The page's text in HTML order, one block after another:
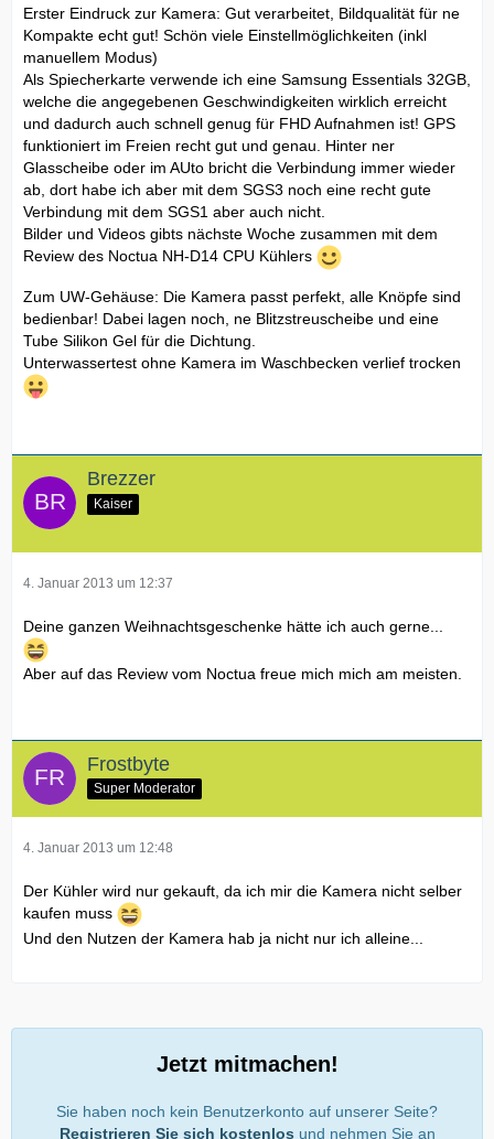
Erster Eindruck zur Kamera: Gut verarbeitet, Bildqualität für ne
Kompakte echt gut! Schön viele Einstellmöglichkeiten (inkl
manuellem Modus)
Als Spiecherkarte verwende ich eine Samsung Essentials 32GB,
welche die angegebenen Geschwindigkeiten wirklich erreicht
und dadurch auch schnell genug für FHD Aufnahmen ist! GPS
funktioniert im Freien recht gut und genau. Hinter ner
Glasscheibe oder im AUto bricht die Verbindung immer wieder
ab, dort habe ich aber mit dem SGS3 noch eine recht gute
Verbindung mit dem SGS1 aber auch nicht.
Bilder und Videos gibts nächste Woche zusammen mit dem
Review des Noctua NH-D14 CPU Kühlers
Zum UW-Gehäuse: Die Kamera passt perfekt, alle Knöpfe sind
bedienbar! Dabei lagen noch, ne Blitzstreuscheibe und eine
Tube Silikon Gel für die Dichtung.
Unterwassertest ohne Kamera im Waschbecken verlief trocken
Brezzer
Kaiser
4. Januar 2013 um 12:37
Deine ganzen Weihnachtsgeschenke hätte ich auch gerne...
Aber auf das Review vom Noctua freue mich mich am meisten.
Frostbyte
Super Moderator
4. Januar 2013 um 12:48
Der Kühler wird nur gekauft, da ich mir die Kamera nicht selber
kaufen muss
Und den Nutzen der Kamera hab ja nicht nur ich alleine...
Jetzt mitmachen!
Sie haben noch kein Benutzerkonto auf unserer Seite?
Registrieren Sie sich kostenlos und nehmen Sie an